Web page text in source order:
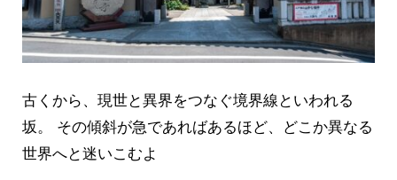
古くから、現世と異界をつなぐ境界線といわれる
坂。 その傾斜が急であればあるほど、どこか異なる
世界へと迷いこむよ